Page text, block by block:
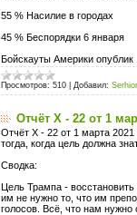
55 % Насилие в городах
45 % Беспорядки 6 января
Бойскауты Америки опублик
Просмотров: 510 Добавил:
Отчёт X - 22 от 1
Отчёт X - 22 от 1 марта
тогда, когда цель должна
Сводка:
Цель Трампа -
им не нужно то, что им
голосов. Всё, что нам нужно